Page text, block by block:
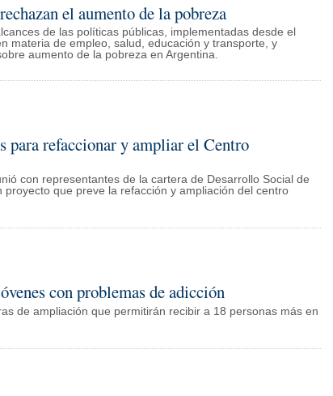
el aumento de la pobreza
de las políticas públicas, implementadas desde el
materia de empleo, salud, educación y transporte, y
aumento de la pobreza en Argentina.
para refaccionar y ampliar el Centro
con representantes de la cartera de Desarrollo Social de
que preve la refacción y ampliación del centro
con problemas de adicción
de ampliación que permitirán recibir a 18 personas más en